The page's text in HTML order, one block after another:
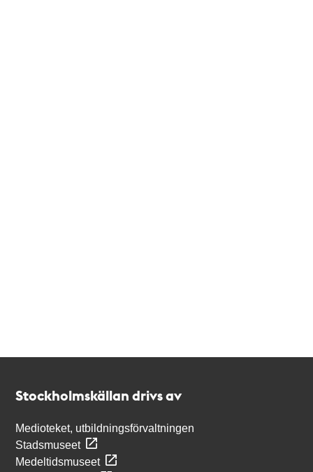
Stockholmskällan drivs av
Medioteket, utbildningsförvaltningen
Stadsmuseet
Medeltidsmuseet